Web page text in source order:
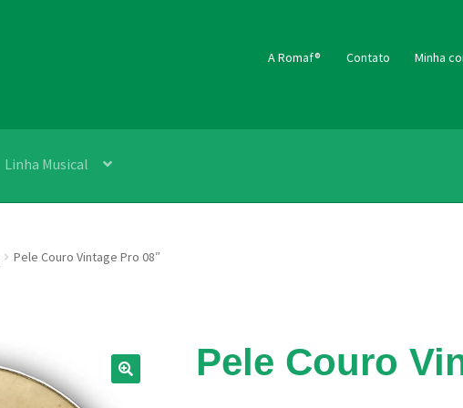
A Romaf® Contato Minha
Linha Musical
Pele Couro Vintage Pro 08″
Pele Couro